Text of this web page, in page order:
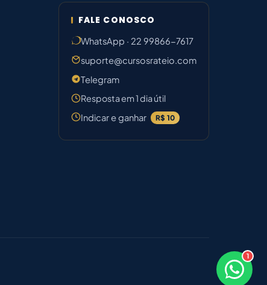
×
1
FALE CONOSCO
WhatsApp · 22 99866-7617
suporte@cursosrateio.com
Telegram
Resposta em 1 dia útil
Indicar e ganhar
R$ 10